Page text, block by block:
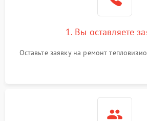
1. Вы оставляете
Оставьте заявку на ремонт